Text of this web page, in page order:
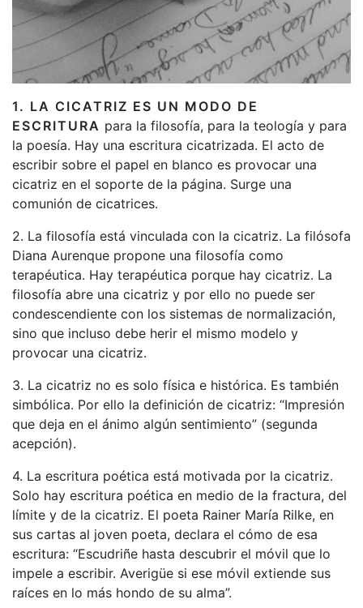
1. LA CICATRIZ ES UN MODO DE
ESCRITURA para la filosofía, para la teología y para
la poesía. Hay una escritura cicatrizada. El acto de
escribir sobre el papel en blanco es provocar una
cicatriz en el soporte de la página. Surge una
comunión de cicatrices.
2. La filosofía está vinculada con la cicatriz. La filósofa
Diana Aurenque propone una filosofía como
terapéutica. Hay terapéutica porque hay cicatriz. La
filosofía abre una cicatriz y por ello no puede ser
condescendiente con los sistemas de normalización,
sino que incluso debe herir el mismo modelo y
provocar una cicatriz.
3. La cicatriz no es solo física e histórica. Es también
simbólica. Por ello la definición de cicatriz: “Impresión
que deja en el ánimo algún sentimiento” (segunda
acepción).
4. La escritura poética está motivada por la cicatriz.
Solo hay escritura poética en medio de la fractura, del
límite y de la cicatriz. El poeta Rainer María Rilke, en
sus cartas al joven poeta, declara el cómo de esa
escritura: “Escudriñe hasta descubrir el móvil que lo
impele a escribir. Averigüe si ese móvil extiende sus
raíces en lo más hondo de su alma”.